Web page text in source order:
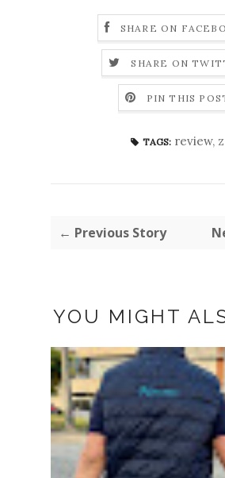
SHARE ON
SHARE ON
PIN THIS
TAGS: review, z
← Previous Story
YOU MIGHT